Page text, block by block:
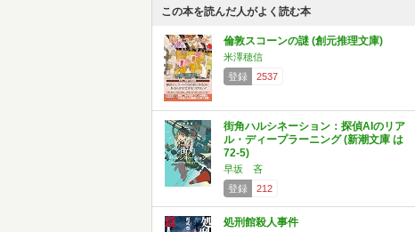
この本を読んだ人がよく読む本
倫敦スコーンの謎 (創元推理文庫)
米澤穂信
登録
2537
街角ハルシネーション：探偵AIのリア
ル・ディープラーニング (新潮文庫 は
72-5)
早坂 吝
登録
212
処刑館殺人事件